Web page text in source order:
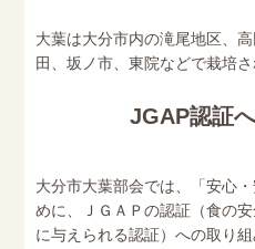
大葉は大分市内の滝尾地区、
田、坂ノ市、東院などで栽培さ
JGAP認証
大分市大葉部会では、「安心
めに、ＪＧＡＰの認証（食の
に与えられる認証）への取り